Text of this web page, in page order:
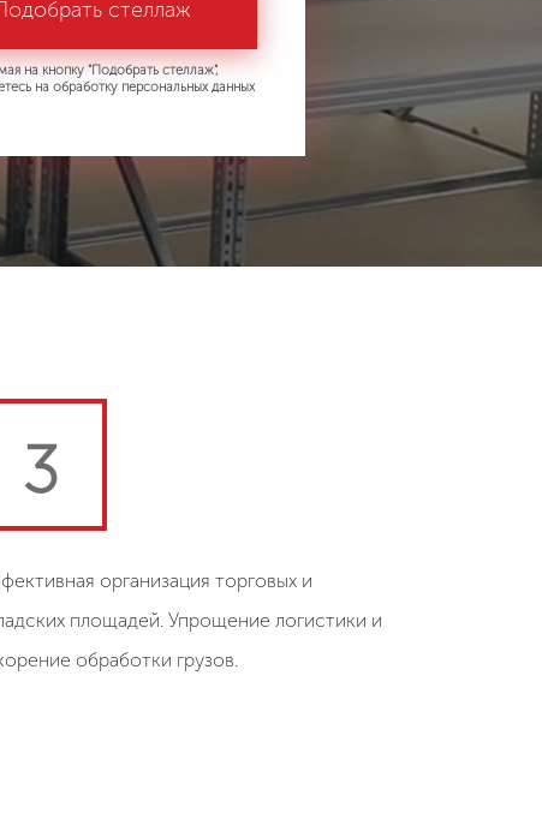
на кнопку "Подобрать стеллаж",
на обработку персональных данных
3
организация торговых и
площадей. Упрощение логистики и
обработки грузов.